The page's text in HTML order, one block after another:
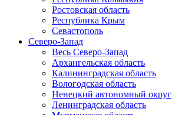
Ростовская область
Республика Крым
Севастополь
Северо-Запад
Весь Северо-Запад
Архангельская область
Калининградская область
Вологодская область
Ненецкий автономный округ
Ленинградская область